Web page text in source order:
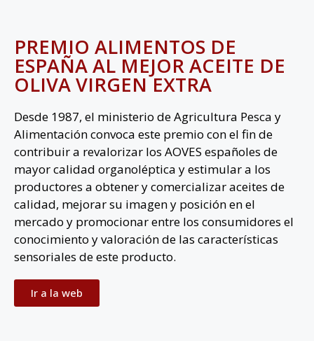
PREMIO ALIMENTOS DE
ESPAÑA AL MEJOR ACEITE DE
OLIVA VIRGEN EXTRA
Desde 1987, el ministerio de Agricultura Pesca y
Alimentación convoca este premio con el fin de
contribuir a revalorizar los AOVES españoles de
mayor calidad organoléptica y estimular a los
productores a obtener y comercializar aceites de
calidad, mejorar su imagen y posición en el
mercado y promocionar entre los consumidores el
conocimiento y valoración de las características
sensoriales de este producto.
Ir a la web